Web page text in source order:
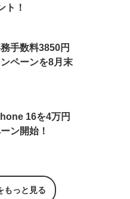
ト！
手数料3850円
ペーンを8月末
16を4万円
ン開始！
もっと見る